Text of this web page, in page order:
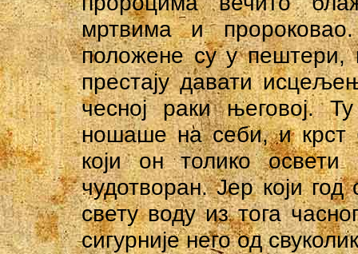
мртвима и
положене су у пештери,
престају давати
чесној раки његовој.
ношаше на себи, и крст
који он толико
чудотворан. Јер који
свету воду из тога
сигурније него од